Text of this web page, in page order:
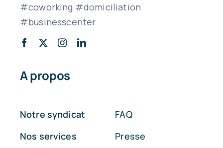
#coworking #domiciliation
#businesscenter
A propos
Notre syndicat
Nos services
FAQ
Presse